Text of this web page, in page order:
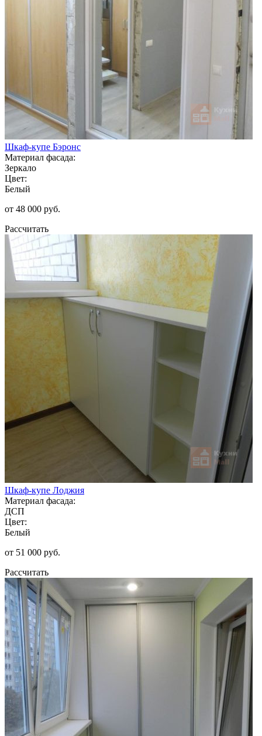
Шкаф-купе Бэронс
Материал фасада:
Зеркало
Цвет:
Белый
от 48 000 руб.
Рассчитать
Шкаф-купе Лоджия
Материал фасада:
ДСП
Цвет:
Белый
от 51 000 руб.
Рассчитать